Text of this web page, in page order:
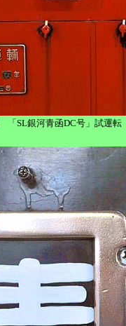
SL銀河青函DC号」試運